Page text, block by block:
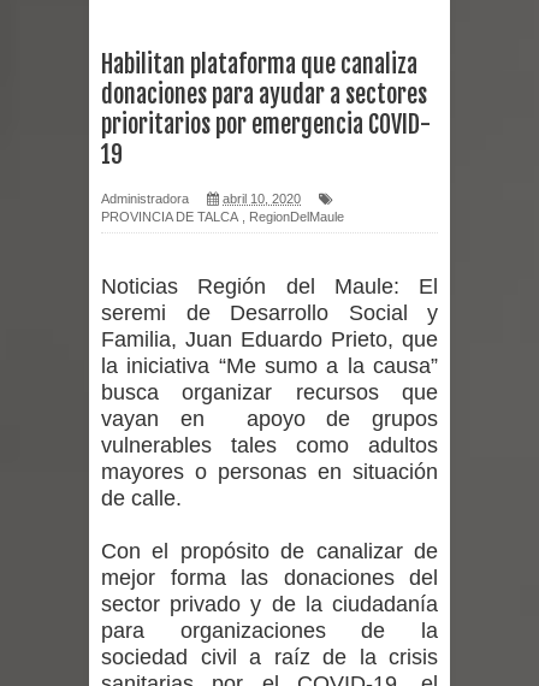
Curicó desarrollará jornada de
vacunación contra la Influenza y otros
virus respiratorios
desafío guerreros 2026
Banda linarense Los Remembers
regresa de Brasil tras impulsar un
intercambio musical y pedagógico
Alta positividad en influenza hace que
expertos reiteren llamado a
vacunarse
Habilitan plataforma que canaliza
donaciones para ayudar a sectores
prioritarios por emergencia COVID-
19
Administradora
abril 10, 2020
PROVINCIA DE TALCA
RegionDelMaule
Noticias Región del Maule: El
seremi de Desarrollo Social y
Familia, Juan Eduardo Prieto, que
la iniciativa “Me sumo a la causa”
busca organizar recursos que
vayan en apoyo de grupos
vulnerables tales como adultos
mayores o personas en situación
de calle.
Con el propósito de canalizar de
mejor forma las donaciones del
sector privado y de la ciudadanía
para organizaciones de la
sociedad civil a raíz de la crisis